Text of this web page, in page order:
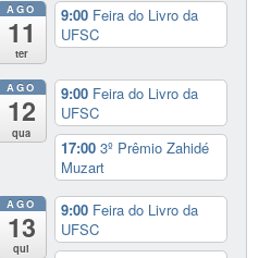
AGO
11
ter
9:00 Feira do Livro da
UFSC
AGO
12
qua
9:00 Feira do Livro da
UFSC
17:003º Prêmio Zahidé
Muzart
AGO
13
qui
9:00 Feira do Livro da
UFSC